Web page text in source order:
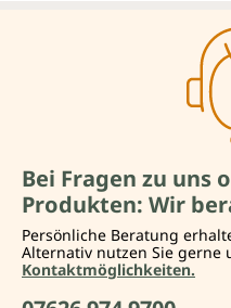
Bei Fragen zu uns
Produkten: Wir
Persönliche Beratung
Alternativ nutzen Sie gerne
Kontaktmöglichkeiten.